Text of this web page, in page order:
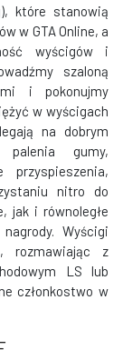
które stanowią
w GTA Online, a
wyścigów i
szaloną
i pokonujmy
w wyścigach
na dobrym
gumy,
nitro do
jak i równoległe
Wyścigi
rozmawiając z
LS lub
członkostwo w